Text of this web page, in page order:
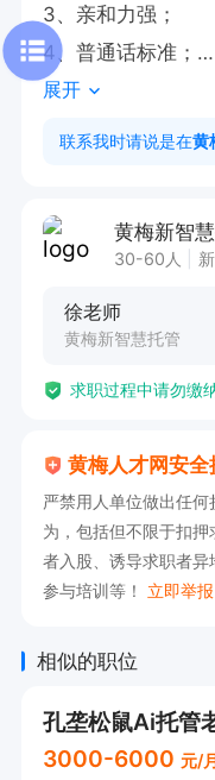
3、亲和力强；
4、普通话标准；
5、热爱教育事业
展开
联系我时请说是在黄
黄梅新智
30-60人
徐老师
黄梅新智慧托管
求职过程中请勿缴
黄梅人才网安全
严禁用人单位做出任
为，包括但不限于扣
者入股、诱导求职者
参与培训等！ 立即举
相似的职位
孔垄松鼠Ai托管
3000-6000 元/